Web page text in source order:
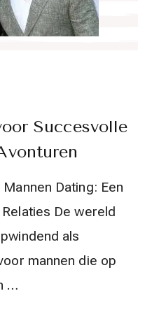
Succesvolle
Dating: Een
De wereld
als
mannen die op
…